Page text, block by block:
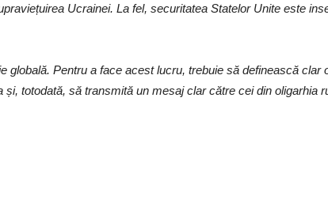
Ucrainei. La fel, securitatea Statelor Unite este
Pentru a face acest lucru, trebuie să definească clar
totodată, să transmită un mesaj clar către cei din oligarhia